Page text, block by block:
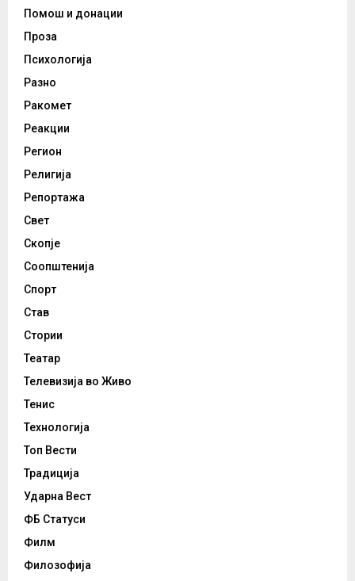
Помош и донации
Проза
Психологија
Разно
Ракомет
Реакции
Регион
Религија
Репортажа
Свет
Скопје
Соопштенија
Спорт
Став
Стории
Театар
Телевизија во Живо
Тенис
Технологија
Топ Вести
Традиција
Ударна Вест
ФБ Статуси
Филм
Филозофија